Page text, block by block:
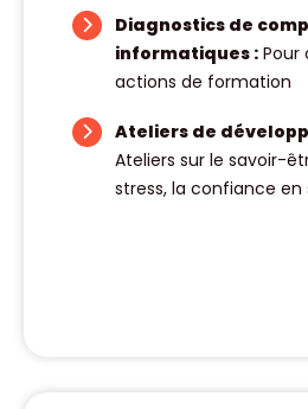
Diagnostics de
informatiques : Pour
actions de formation
Ateliers de
Ateliers sur le savoir-
stress, la confiance en